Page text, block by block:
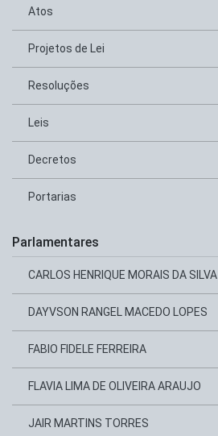
Atos
Projetos de Lei
Resoluções
Leis
Decretos
Portarias
Parlamentares
CARLOS HENRIQUE MORAIS DA SILVA
DAYVSON RANGEL MACEDO LOPES
FABIO FIDELE FERREIRA
FLAVIA LIMA DE OLIVEIRA ARAUJO
JAIR MARTINS TORRES